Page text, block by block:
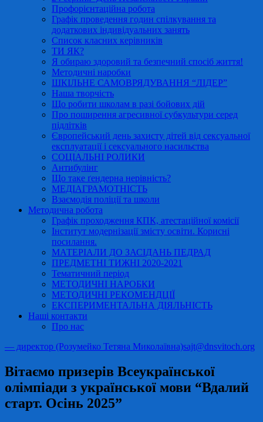
Профорієнтаційна робота
Графік проведення годин спілкування та
додаткових індивідуальних занять
Список класних керівників
ТИ ЯК?
Я обираю здоровий та безпечний спосіб життя!
Методичні наробки
ШКІЛЬНЕ САМОВРЯДУВАННЯ “ЛІДЕР”
Наша творчість
Що робити школам в разі бойових дій
Про поширення агресивної субкультури серед
підлітків
Європейський день захисту дітей від сексуальної
експлуатації і сексуального насильства
СОЦІАЛЬНІ РОЛИКИ
Антибулінг
Що таке ґендерна нерівність?
МЕДІАГРАМОТНІСТЬ
Взаємодія поліції та школи
Методична робота
Графік проходження КПК, атестаційної комісії
Інститут модернізації змісту освіти. Корисні
посилання.
МАТЕРІАЛИ ДО ЗАСІДАНЬ ПЕДРАД
ПРЕДМЕТНІ ТИЖНІ 2020-2021
Тематичний період
МЕТОДИЧНІ НАРОБКИ
МЕТОДИЧНІ РЕКОМЕНДЦІЇ
ЕКСПЕРИМЕНТАЛЬНА ДІЯЛЬНІСТЬ
Наші контакти
Про нас
— директор (Розумейко Тетяна Миколаївна)sajt@dnsvitoch.org
Вітаємо призерів Всеукраїнської
олімпіади з української мови “Вдалий
старт. Осінь 2025”